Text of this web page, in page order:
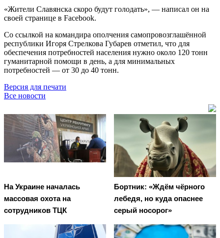
«Жители Славянска скоро будут голодать», — написал он на
своей странице в Facebook.
Со ссылкой на командира ополчения самопровозглашённой
республики Игоря Стрелкова Губарев отметил, что для
обеспечения потребностей населения нужно около 120 тонн
гуманитарной помощи в день, а для минимальных
потребностей — от 30 до 40 тонн.
Версия для печати
Все новости
На Украине началась
массовая охота на
сотрудников ТЦК
Бортник: «Ждём чёрного
лебедя, но куда опаснее
серый носорог»